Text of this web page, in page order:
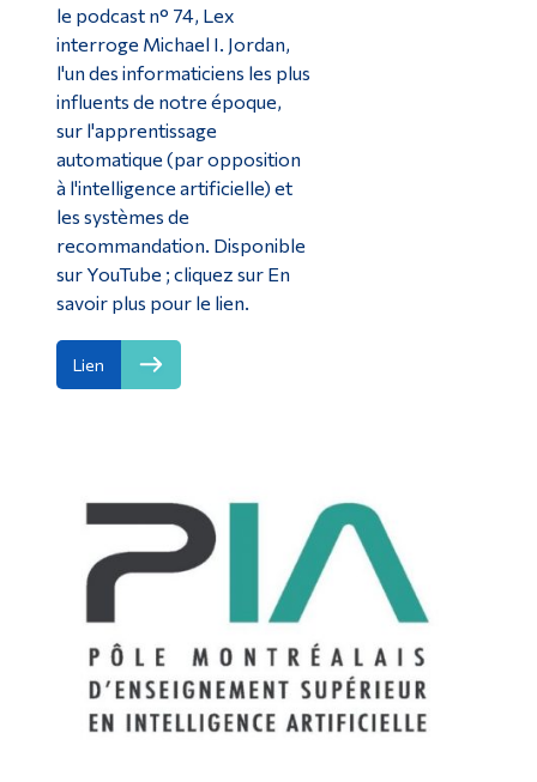
le podcast n° 74, Lex
interroge Michael I. Jordan,
l'un des informaticiens les plus
influents de notre époque,
sur l'apprentissage
automatique (par opposition
à l'intelligence artificielle) et
les systèmes de
recommandation. Disponible
sur YouTube ; cliquez sur En
savoir plus pour le lien.
Lien